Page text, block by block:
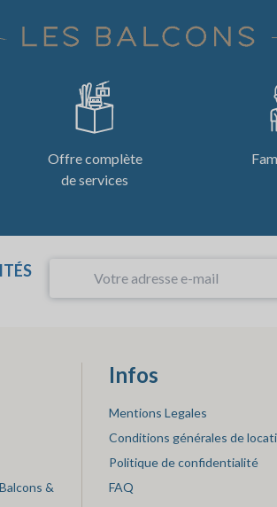
Offre complète
de services
&
Infos
Mentions Legales
Conditions générales de
Politique de confidentialité
FAQ